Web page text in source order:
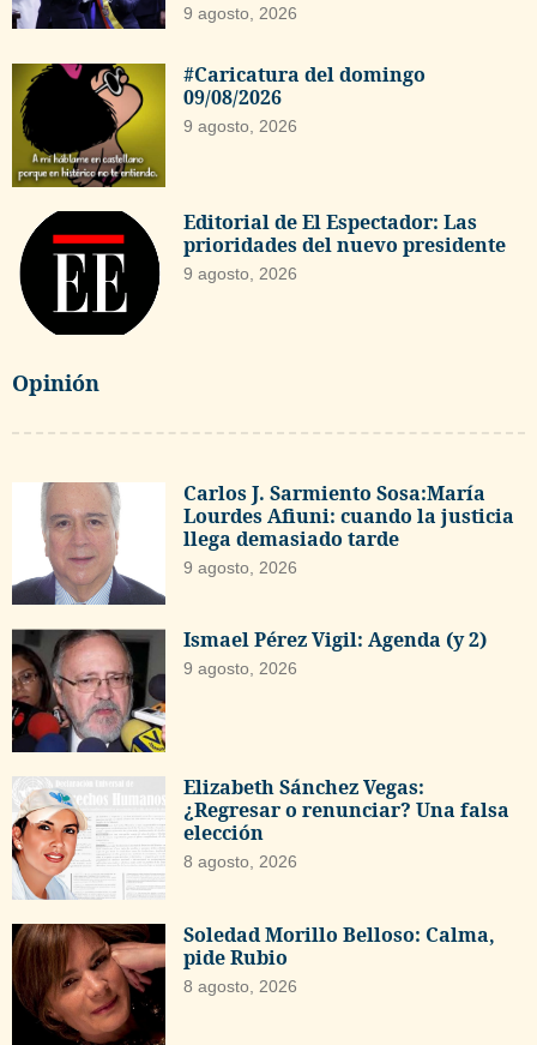
9 agosto, 2026
#Caricatura del domingo
09/08/2026
9 agosto, 2026
Editorial de El Espectador: Las
prioridades del nuevo presidente
9 agosto, 2026
Opinión
Carlos J. Sarmiento Sosa:María
Lourdes Afiuni: cuando la justicia
llega demasiado tarde
9 agosto, 2026
Ismael Pérez Vigil: Agenda (y 2)
9 agosto, 2026
Elizabeth Sánchez Vegas:
¿Regresar o renunciar? Una falsa
elección
8 agosto, 2026
Soledad Morillo Belloso: Calma,
pide Rubio
8 agosto, 2026